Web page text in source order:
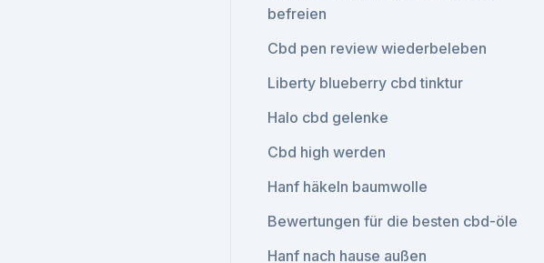
befreien
Cbd pen review wiederbeleben
Liberty blueberry cbd tinktur
Halo cbd gelenke
Cbd high werden
Hanf häkeln baumwolle
Bewertungen für die besten cbd-öle
Hanf nach hause außen